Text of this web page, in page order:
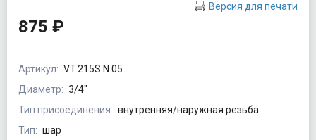
Версия для печати
875 ₽
Артикул: VT.215S.N.05
Диаметр: 3/4"
Тип присоединения: внутренняя/наружная резьба
Тип: шар